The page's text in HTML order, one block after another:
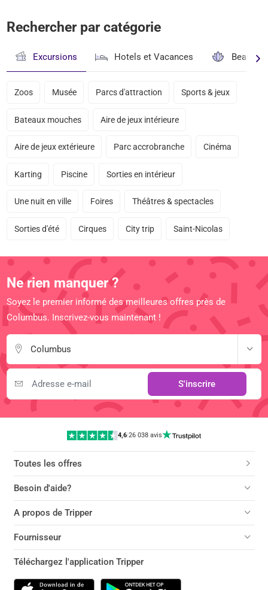
Rechercher par catégorie
Excursions Hotels et Vacances Beauté
Zoos Musée Parcs d'attraction Sports & jeux
Bateaux mouches Aire de jeux intérieure
Aire de jeux extérieure Parc accrobranche Cinéma
Karting Piscine Sorties en intérieur
Une nuit en ville Foires Théâtres & spectacles
Sorties d'été Cirques City trip Saint-Nicolas
Ne rien manquer ?
Soyez le premier informé des meilleures offres près de
Columbus. Inscrivez-vous maintenant !
Columbus
S'inscrire
4,6|26 038 avis
Toutes les offres
Besoin d'aide?
A propos de Tripper
Fournisseur
Téléchargez l'application Tripper